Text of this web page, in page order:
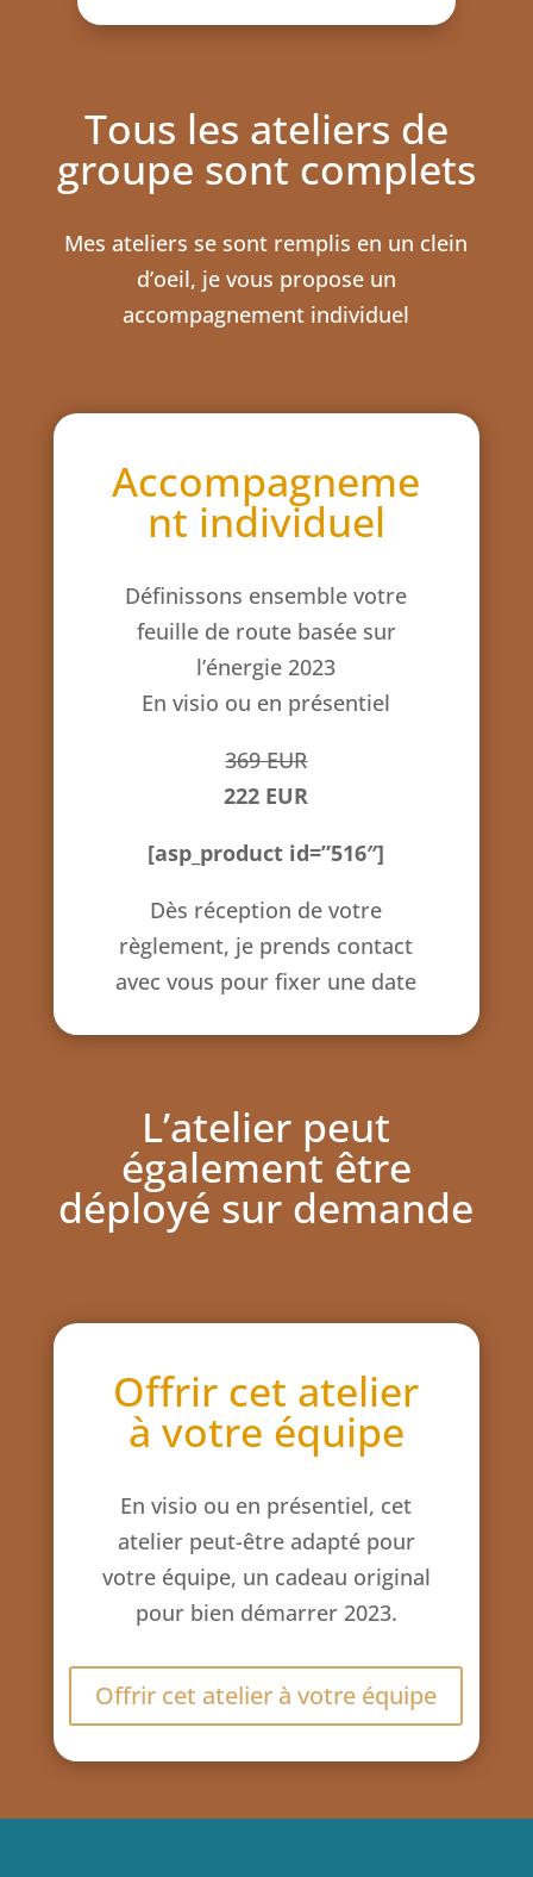
Tous les ateliers de
groupe sont complets
Mes ateliers se sont remplis en un clein
d’oeil, je vous propose un
accompagnement individuel
Accompagneme
nt individuel
Définissons ensemble votre
feuille de route basée sur
l’énergie 2023
En visio ou en présentiel
369 EUR
222 EUR
[asp_product id=”516″]
Dès réception de votre
règlement, je prends contact
avec vous pour fixer une date
L’atelier peut
également être
déployé sur demande
Offrir cet atelier
à votre équipe
En visio ou en présentiel, cet
atelier peut-être adapté pour
votre équipe, un cadeau original
pour bien démarrer 2023.
Offrir cet atelier à votre équipe